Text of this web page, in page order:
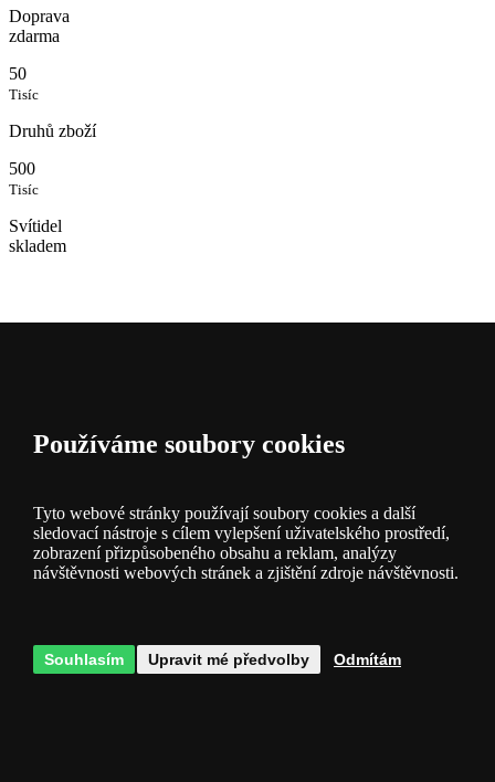
Doprava
zdarma
50
Tisíc
Druhů zboží
500
Tisíc
Svítidel
skladem
parametry
Používáme soubory cookies
Tyto webové stránky používají soubory cookies a další
sledovací nástroje s cílem vylepšení uživatelského prostředí,
zobrazení přizpůsobeného obsahu a reklam, analýzy
návštěvnosti webových stránek a zjištění zdroje návštěvnosti.
Souhlasím Upravit mé předvolby Odmítám